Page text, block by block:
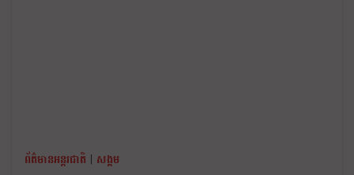
ព័ត៌មានអន្តរជាតិ | សង្គម